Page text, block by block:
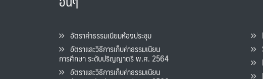
อัตราค่าธรรมเนียมห้องประชุม
อัตราและวิธีการเก็บค่าธรรมเนียน
การศึกษา ระดับปริญญาตรี พ.ศ. 2564
อัตราและวิธีการเก็บค่าธรรมเนียน